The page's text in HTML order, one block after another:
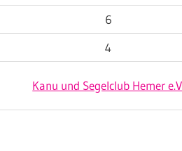
6
4
Kanu und Segelclub Hemer